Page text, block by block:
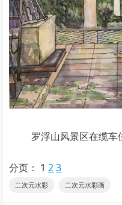
罗浮山风景区在缆
分页： 1 2 3
二次元水彩 二次元水彩画